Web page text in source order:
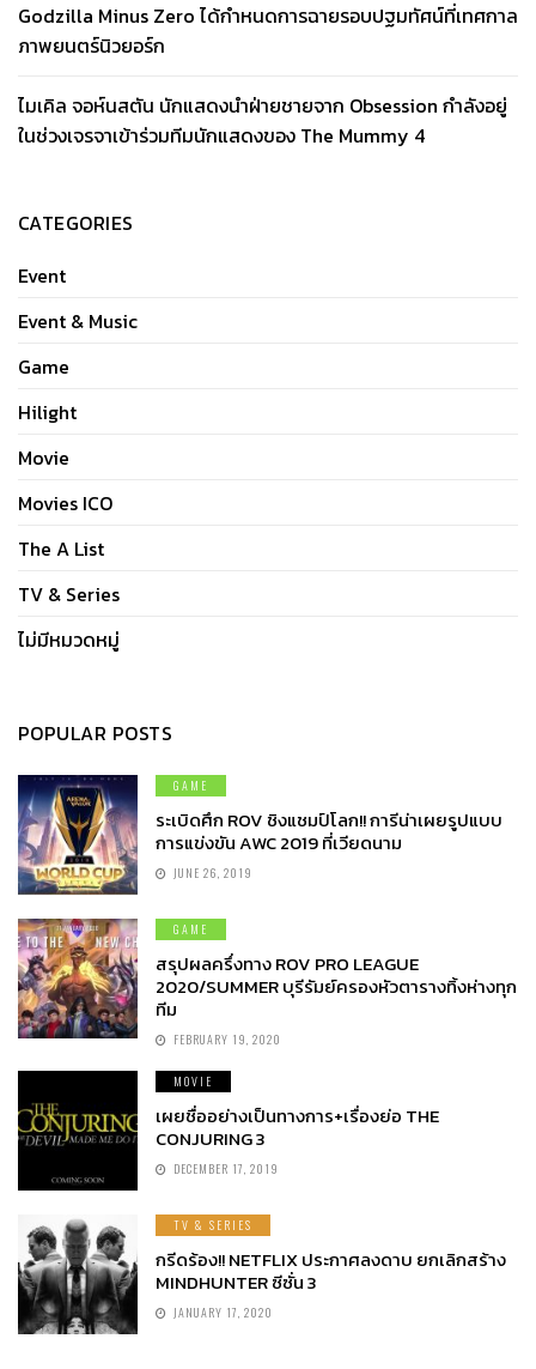
Godzilla Minus Zero ได้กำหนดการฉายรอบปฐมทัศน์ที่เทศกาล
ภาพยนตร์นิวยอร์ก
ไมเคิล จอห์นสตัน นักแสดงนำฝ่ายชายจาก Obsession กำลังอยู่
ในช่วงเจรจาเข้าร่วมทีมนักแสดงของ The Mummy 4
CATEGORIES
Event
Event & Music
Game
Hilight
Movie
Movies ICO
The A List
TV & Series
ไม่มีหมวดหมู่
POPULAR POSTS
GAME
ระเบิดศึก ROV ชิงแชมป์โลก!! การีน่าเผยรูปแบบ
การแข่งขัน AWC 2019 ที่เวียดนาม
JUNE 26, 2019
GAME
สรุปผลครึ่งทาง ROV PRO LEAGUE
2020/SUMMER บุรีรัมย์ครองหัวตารางทิ้งห่างทุก
ทีม
FEBRUARY 19, 2020
MOVIE
เผยชื่ออย่างเป็นทางการ+เรื่องย่อ THE
CONJURING 3
DECEMBER 17, 2019
TV & SERIES
กรีดร้อง!! NETFLIX ประกาศลงดาบ ยกเลิกสร้าง
MINDHUNTER ซีซั่น 3
JANUARY 17, 2020